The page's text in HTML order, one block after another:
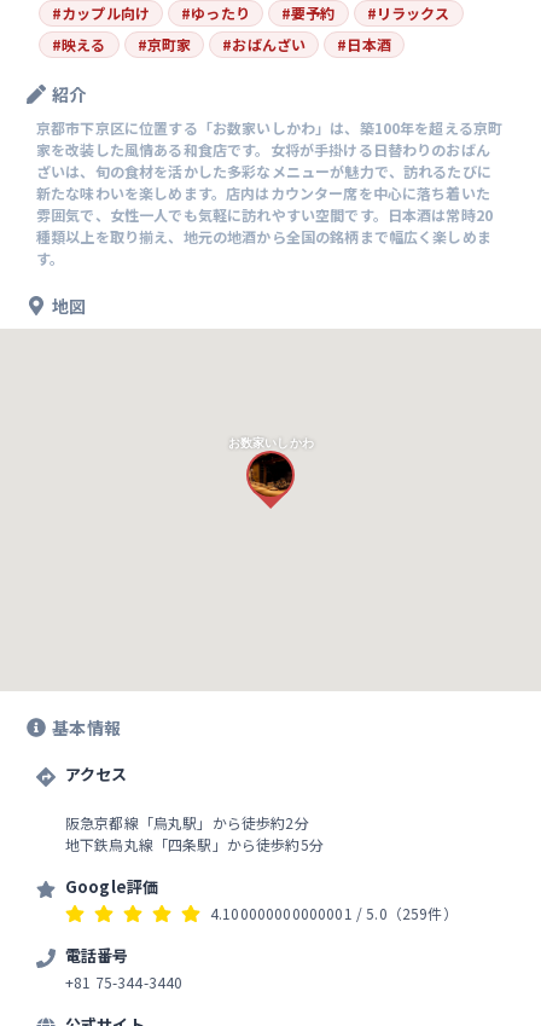
#カップル向け #ゆったり #要予約 #リラックス
#映える #京町家 #おばんざい #日本酒
紹介
京都市下京区に位置する「お数家いしかわ」は、築100年を超える京町
家を改装した風情ある和食店です。女将が手掛ける日替わりのおばん
ざいは、旬の食材を活かした多彩なメニューが魅力で、訪れるたびに
新たな味わいを楽しめます。店内はカウンター席を中心に落ち着いた
雰囲気で、女性一人でも気軽に訪れやすい空間です。日本酒は常時20
種類以上を取り揃え、地元の地酒から全国の銘柄まで幅広く楽しめま
す。
地図
お数家いしかわ
基本情報
アクセス
阪急京都線「烏丸駅」から徒歩約2分
地下鉄烏丸線「四条駅」から徒歩約5分
Google評価
4.100000000000001 / 5.0 （259件）
電話番号
+81 75-344-3440